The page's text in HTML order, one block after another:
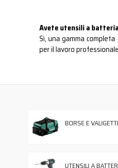
Avete utensili a
Sì, una gamma
per il lavoro
BORSE E
UTENSILI A